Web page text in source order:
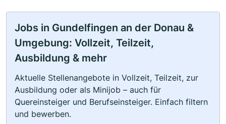
Jobs in Gundelfingen an der Donau &
Umgebung: Vollzeit, Teilzeit,
Ausbildung & mehr
Aktuelle Stellenangebote in Vollzeit, Teilzeit, zur
Ausbildung oder als Minijob – auch für
Quereinsteiger und Berufseinsteiger. Einfach filtern
und bewerben.